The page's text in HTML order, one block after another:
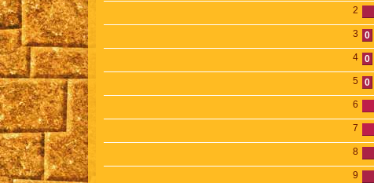
2
3 0
4 0
5 0
6
7
8
9